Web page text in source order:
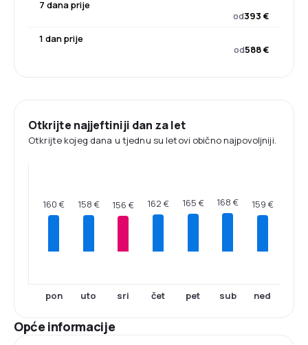
7 dana prije
od393 €
1 dan prije
od588 €
Otkrijte najjeftiniji dan za let
Otkrijte kojeg dana u tjednu su letovi obično najpovoljniji.
160 €
pon
158 €
uto
156 €
sri
162 €
čet
165 €
pet
168 €
sub
159 €
ned
Opće informacije